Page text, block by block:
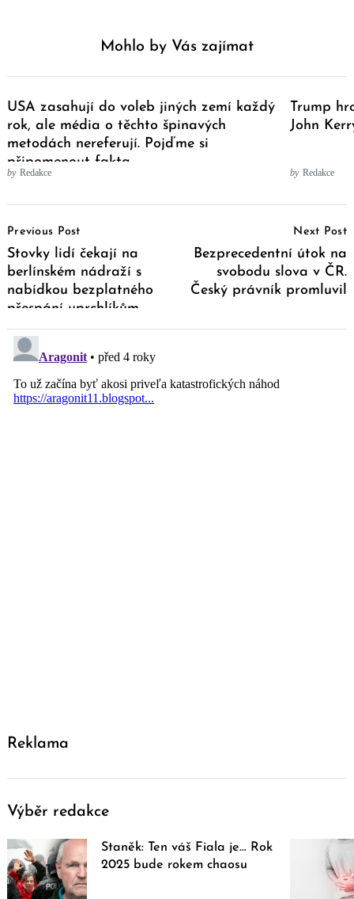
Mohlo by Vás zajímat
USA zasahují do voleb jiných zemí každý
rok, ale média o těchto špinavých
metodách nereferují. Pojďme si
připomenout fakta
by Redakce
Trump
John
by Redakce
Navigation
Previous Post
Stovky lidí čekají na
berlínském nádraží s
nabídkou bezplatného
přespání uprchlíkům
Next Post
Bezprecedentní útok na
svobodu slova v ČR.
Český právník promluvil
Reklama
Výběr redakce
Staněk: Ten váš Fiala je… Rok
2025 bude rokem chaosu